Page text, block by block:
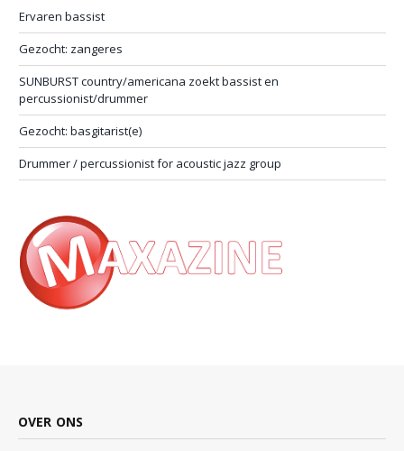
Ervaren bassist
Gezocht: zangeres
SUNBURST country/americana zoekt bassist en
percussionist/drummer
Gezocht: basgitarist(e)
Drummer / percussionist for acoustic jazz group
OVER ONS